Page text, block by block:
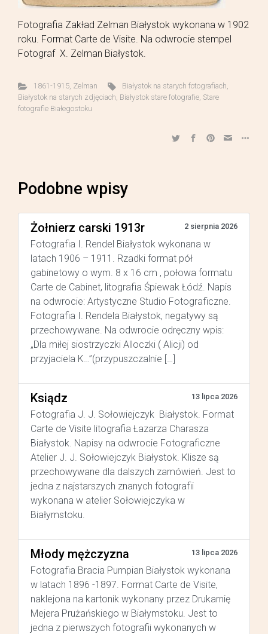
Fotografia Zakład Zelman Białystok wykonana w 1902
roku. Format Carte de Visite. Na odwrocie stempel
Fotograf X. Zelman Białystok.
1861-1915, Zelman Białystok na starych fotografiach,
Białystok na starych zdjęciach, Białystok stare fotografie, Stare
fotografie Białegostoku
Podobne wpisy
Żołnierz carski 1913r 2 sierpnia 2026
Fotografia I. Rendel Białystok wykonana w
latach 1906 – 1911. Rzadki format pół
gabinetowy o wym. 8 x 16 cm , połowa formatu
Carte de Cabinet, litografia Śpiewak Łódź. Napis
na odwrocie: Artystyczne Studio Fotograficzne.
Fotografia I. Rendela Białystok, negatywy są
przechowywane. Na odwrocie odręczny wpis:
„Dla miłej siostrzyczki Alloczki ( Alicji) od
przyjaciela K…”(przypuszczalnie […]
Ksiądz 13 lipca 2026
Fotografia J. J. Sołowiejczyk Białystok. Format
Carte de Visite litografia Łazarza Charasza
Białystok. Napisy na odwrocie Fotograficzne
Atelier J. J. Sołowiejczyk Białystok. Klisze są
przechowywane dla dalszych zamówień. Jest to
jedna z najstarszych znanych fotografii
wykonana w atelier Sołowiejczyka w
Białymstoku.
Młody mężczyzna 13 lipca 2026
Fotografia Bracia Pumpian Białystok wykonana
w latach 1896 -1897. Format Carte de Visite,
naklejona na kartonik wykonany przez Drukarnię
Mejera Prużańskiego w Białymstoku. Jest to
jedna z pierwszych fotografii wykonanych w